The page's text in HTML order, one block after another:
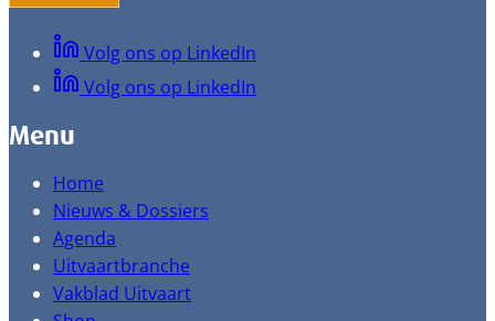
Volg ons op LinkedIn
Volg ons op LinkedIn
Menu
Home
Nieuws & Dossiers
Agenda
Uitvaartbranche
Vakblad Uitvaart